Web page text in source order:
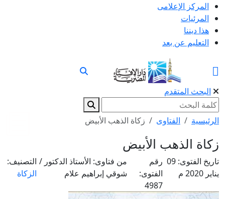
المركز الإعلامى
المرئيات
هذا ديننا
التعليم عن بعد
البحث المتقدم
الرئيسية الفتاوى زكاة الذهب الأبيض
زكاة الذهب الأبيض
تاريخ الفتوى: 09
يناير 2020 م
رقم
الفتوى:
4987
من فتاوى: الأستاذ الدكتور /
شوقي إبراهيم علام
التصنيف:
الزكاة